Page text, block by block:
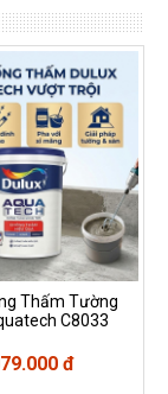
Thấm Tường
C8033
đ